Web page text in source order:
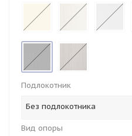
Подлокотник
Без подлокотника
Вид опоры